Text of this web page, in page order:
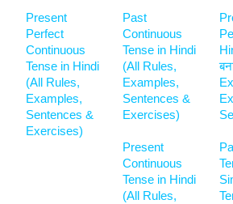
Present
Perfect
Continuous
Tense in Hindi
(All Rules,
Examples,
Sentences &
Exercises)
Past
Continuous
Tense in Hindi
(All Rules,
Examples,
Sentences &
Exercises)
Present
Continuous
Tense in Hindi
(All Rules,